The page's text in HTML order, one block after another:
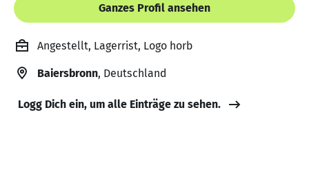
Ganzes Profil ansehen
Angestellt, Lagerrist, Logo horb
Baiersbronn, Deutschland
Logg Dich ein, um alle Einträge zu sehen.